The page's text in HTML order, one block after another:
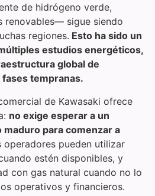
de hidrógeno verde,
renovables— sigue siendo
regiones. Esto ha sido un
estudios energéticos,
global de
tempranas.
de Kawasaki ofrece
no exige esperar a un
para comenzar a
operadores pueden utilizar
estén disponibles, y
con gas natural cuando no lo
operativos y financieros.